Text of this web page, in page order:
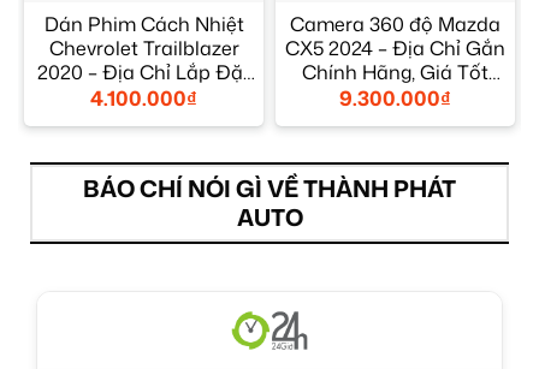
Dán Phim Cách Nhiệt
Chevrolet Trailblazer
2020 – Địa Chỉ Lắp Đặt
Uy Tín TPHCM
4.100.000₫
Camera 360 độ Mazda
CX5 2024 – Địa Chỉ Gắn
Chính Hãng, Giá Tốt
TPHCM
9.300.000₫
BÁO CHÍ NÓI GÌ VỀ THÀNH PHÁT
AUTO